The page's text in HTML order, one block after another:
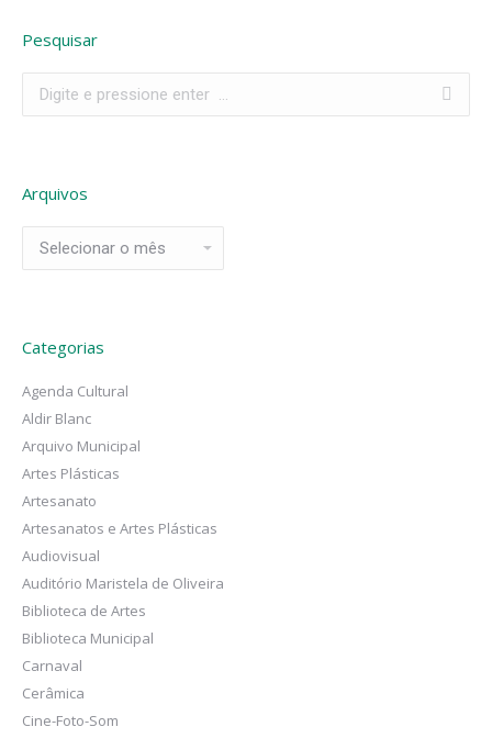
Pesquisar
Arquivos
Categorias
Agenda Cultural
Aldir Blanc
Arquivo Municipal
Artes Plásticas
Artesanato
Artesanatos e Artes Plásticas
Audiovisual
Auditório Maristela de Oliveira
Biblioteca de Artes
Biblioteca Municipal
Carnaval
Cerâmica
Cine-Foto-Som